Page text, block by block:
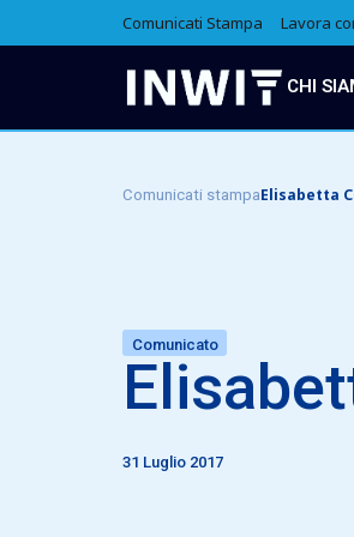
Comunicati Stampa Lavora
CHI
Comunicati stampaElisabetta
Comunicato
31 Luglio 2017